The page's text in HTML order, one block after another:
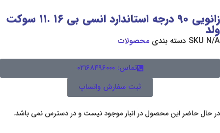
زانویی ۹۰ درجه استاندارد انسی بی ۱۶ .۱۱ سوکت
بندی محصولات
ثبت سفارش واتساپ
محصول در انبار موجود نیست و در دسترس نمی باشد.